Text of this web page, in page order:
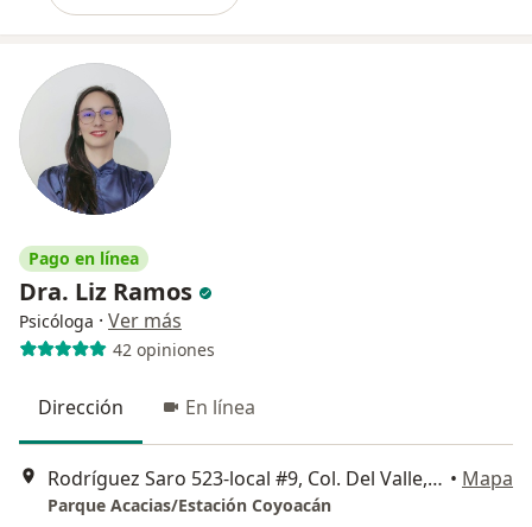
Pago en línea
Dra. Liz Ramos
Psicóloga · Ver más
42 opiniones
Dirección En línea
Rodríguez Saro 523-local #9, Col. Del Valle, Benito Juárez, Ciudad de México • Mapa
Parque Acacias/Estación Coyoacán